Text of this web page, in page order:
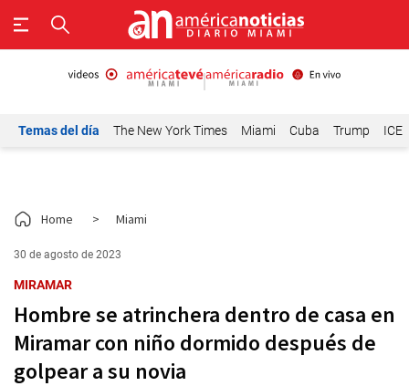
Temas del día The New York Times Miami Cuba Trump ICE
Home > Miami
30 de agosto de 2023
MIRAMAR
Hombre se atrinchera dentro de casa en
Miramar con niño dormido después de
golpear a su novia